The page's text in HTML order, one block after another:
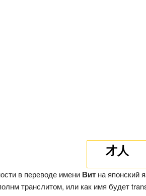
才人
в переводе имени Вит на японский
транслитом, или как имя будет